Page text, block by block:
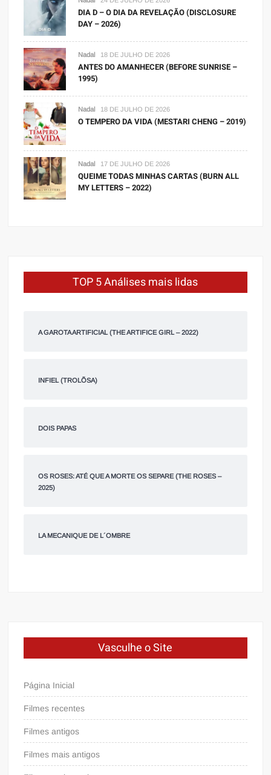
DIA D – O DIA DA REVELAÇÃO (DISCLOSURE
DAY – 2026)
Nadal 18 DE JULHO DE 2026
ANTES DO AMANHECER (BEFORE SUNRISE –
1995)
Nadal 18 DE JULHO DE 2026
O TEMPERO DA VIDA (MESTARI CHENG – 2019)
Nadal 17 DE JULHO DE 2026
QUEIME TODAS MINHAS CARTAS (BURN ALL
MY LETTERS – 2022)
TOP 5 Análises mais lidas
A GAROTA ARTIFICIAL (THE ARTIFICE GIRL – 2022)
INFIEL (TROLÕSA)
DOIS PAPAS
OS ROSES: ATÉ QUE A MORTE OS SEPARE (THE ROSES –
2025)
LA MECANIQUE DE L´OMBRE
Vasculhe o Site
Página Inicial
Filmes recentes
Filmes antigos
Filmes mais antigos